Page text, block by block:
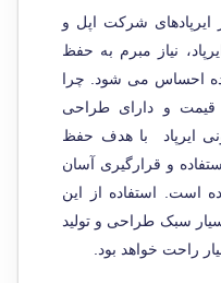
ایرپادهای شرکت اپل و
نیاز مبرم به حفظ
احساس می شود. چرا
قیمت و دارای طراحی
ایرپاد با هدف حفظ
و قرارگیری آسان
است. استفاده از این
سبک طراحی و تولید
راحت خواهد بود.